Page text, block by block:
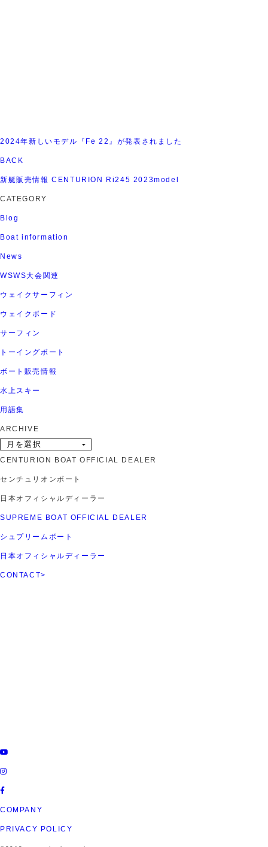
2024年新しいモデル『Fe 22』が発表されました
BACK
新艇販売情報 CENTURION Ri245 2023model
CATEGORY
Blog
Boat information
News
WSWS大会関連
ウェイクサーフィン
ウェイクボード
サーフィン
トーイングボート
ボート販売情報
水上スキー
用語集
ARCHIVE
CENTURION BOAT OFFICIAL DEALER
センチュリオンボート
日本オフィシャルディーラー
SUPREME BOAT OFFICIAL DEALER
シュプリームボート
日本オフィシャルディーラー
CONTACT>
COMPANY
PRIVACY POLICY